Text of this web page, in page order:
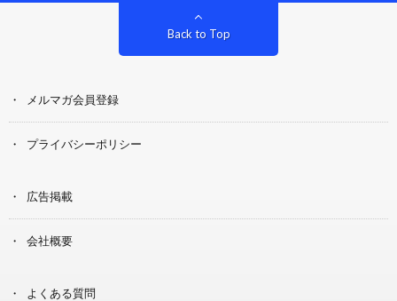
Back to Top
メルマガ会員登録
プライバシーポリシー
広告掲載
会社概要
よくある質問